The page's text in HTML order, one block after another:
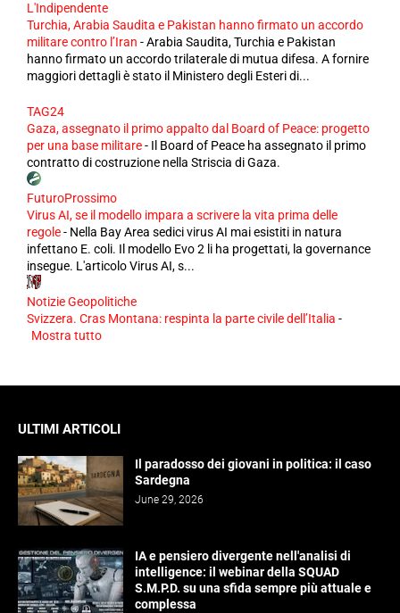
L'Indipendente
Turchia, Arabia Saudita e Pakistan hanno firmato un accordo
militare contro l’Iran -Arabia Saudita, Turchia e Pakistan
hanno firmato un accordo trilaterale di mutua difesa. A fornire
maggiori dettagli è stato il Ministero degli Esteri di...
TAG24
Gaza, assegnato il primo appalto dal Board of Peace: progetto
per una base militare- Il Board of Peace ha assegnato il primo
contratto di costruzione nella Striscia di Gaza.
FuturoProssimo
Virus AI, se il modello impara a scrivere la vita prima delle
regole- Nella Bay Area sedici virus AI mai esistiti in natura
infettano E. coli. Il modello Evo 2 li ha progettati, la governance
insegue. L'articolo Virus AI, s...
Notizie Geopolitiche
Svizzera. Cras Montana: respinta la parte civile dell’Italia -
Mostra tutto
ULTIMI ARTICOLI
Il paradosso dei giovani in politica: il caso
Sardegna
June 29, 2026
IA e pensiero divergente nell'analisi di
intelligence: il webinar della SQUAD
S.M.P.D. su una sfida sempre più attuale e
complessa